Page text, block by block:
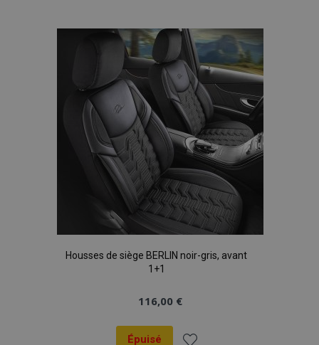
liste
d'achats
Housses de siège BERLIN noir-gris, avant
1+1
116,00 €
Épuisé